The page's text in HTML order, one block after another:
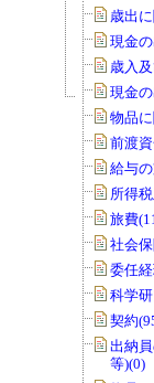
歳出
現金の
歳入
現金
物品
前渡
給与
所得
旅費
社会
委任
科学
契約
出納
等)(0)